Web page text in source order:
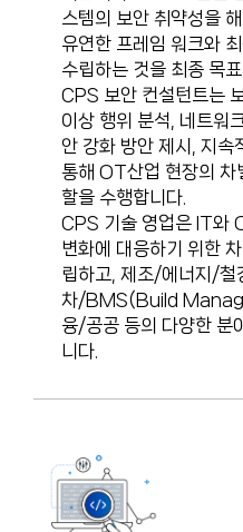
스템의 보안 취약성을
유연한 프레임 워크와
수립하는 것을 최종 목
CPS 보안 컨설턴트는
이상 행위 분석, 네트워
안 강화 방안 제시, 지속
통해 OT산업 현장의 차
할을 수행합니다.
CPS 기술 영업은 IT와
변화에 대응하기 위한
립하고, 제조/에너지/
차/BMS(Build
융/공공 등의 다양한 분
니다.